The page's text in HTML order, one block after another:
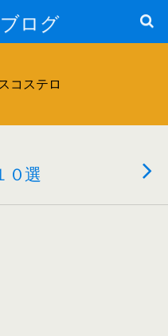
ログ
コステロ
０選